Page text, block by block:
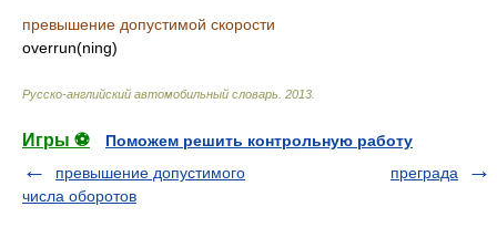
превышение допустимой скорости
overrun(ning)
Русско-английский автомобильный словарь 2013
Игры ⚽
Поможем решить контрольную работу
превышение допустимого
числа оборотов
преграда